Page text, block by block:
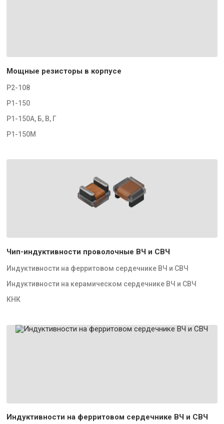
Мощные резисторы в корпусе
Р2-108
Р1-150
Р1-150А, Б, В, Г
Р1-150М
Чип-индуктивности проволочные ВЧ и СВЧ
Индуктивности на ферритовом сердечнике ВЧ и СВЧ
Индуктивности на керамическом сердечнике ВЧ и СВЧ
КНК
Индуктивности на ферритовом сердечнике ВЧ и СВЧ